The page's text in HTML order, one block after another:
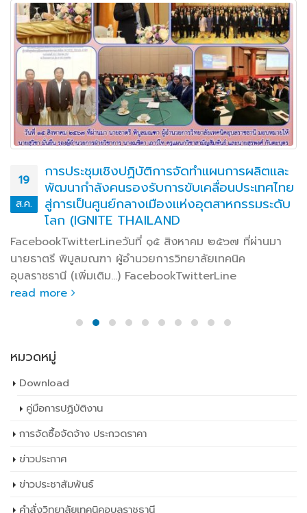
19
ส.ค.
การประชุมเชิงปฏิบัติการจัดทำแผนการผลิตและ
พัฒนากำลังคนรองรับการขับเคลื่อนประเทศไทย
สู่การเป็นศูนย์กลางเมืองแห่งอุตสาหกรรมระดับ
โลก (IGNITE THAILAND
FacebookTwitterLineวันที่ ๑๕ สิงหาคม ๒๕๖๗ ที่ผ่านมา
นายธาตรี พิบูลมณฑา ผู้อำนวยการวิทยาลัยเทคนิค
อุบลราชธานี (เพิ่มเติม…) FacebookTwitterLine
read more
หมวดหมู่
Download
คู่มือการปฏิบัติงาน
การจัดซื้อจัดจ้าง ประกวดราคา
ข่าวประกาศ
ข่าวประชาสัมพันธ์
คำสั่งวิทยาลัยเทคนิคอุบลราชธานี